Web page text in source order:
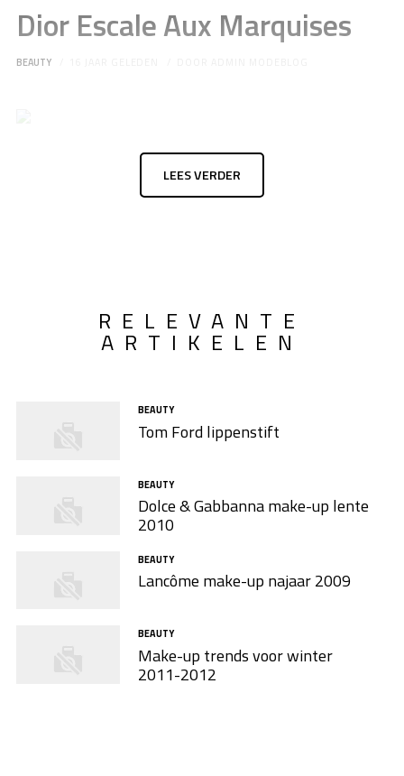
Dior Escale Aux Marquises
BEAUTY
LEES VERDER
RELEVANTE
ARTIKELEN
BEAUTY
Tom Ford lippenstift
BEAUTY
Dolce & Gabbanna make-up lente
2010
BEAUTY
Lancôme make-up najaar 2009
BEAUTY
Make-up trends voor winter
2011-2012